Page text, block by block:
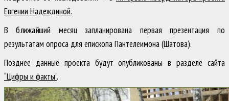
Евгении Надеждиной.
В ближайший месяц запланирована первая презентация по
результатам опроса для епископа Пантелеимона (Шатова).
Позднее данные проекта будут опубликованы в разделе сайта
“Цифры и факты”.